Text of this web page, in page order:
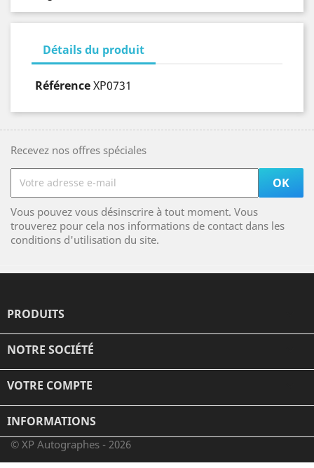
Détails du produit
RéférenceXP0731
Recevez nos offres spéciales
Vous pouvez vous désinscrire à tout moment. Vous
trouverez pour cela nos informations de contact dans les
conditions d'utilisation du site.
PRODUITS
NOTRE SOCIÉTÉ
VOTRE COMPTE
INFORMATIONS
© XP Autographes - 2026